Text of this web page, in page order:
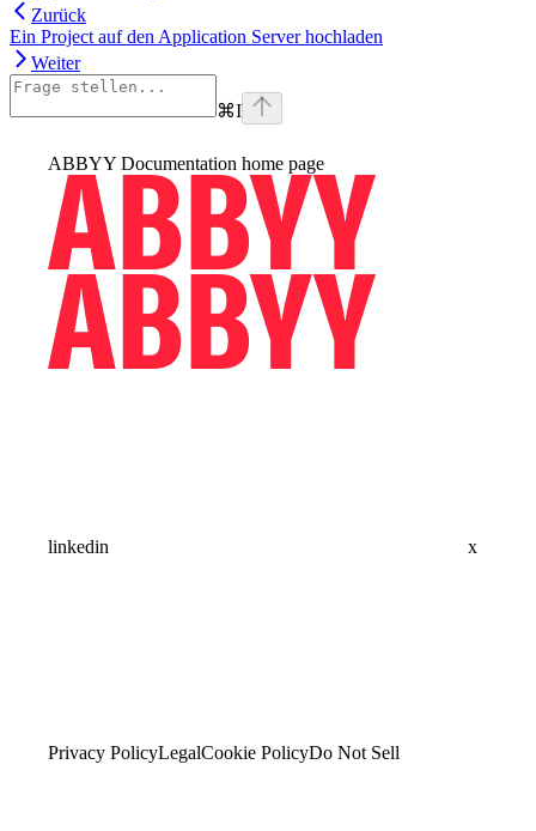
Zurück
Ein Project auf den Application Server hochladen
Weiter
⌘I
ABBYY Documentation home page
linkedin x
Privacy PolicyLegalCookie PolicyDo Not Sell